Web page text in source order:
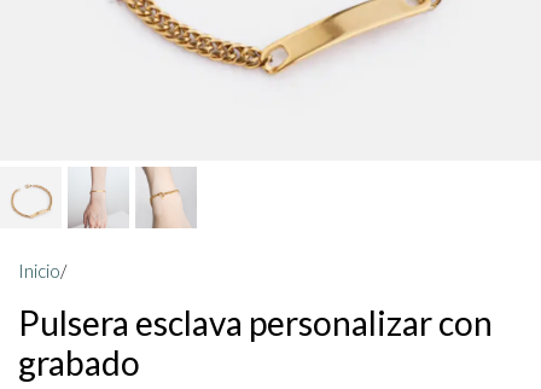
Inicio/
Pulsera esclava personalizar con
grabado